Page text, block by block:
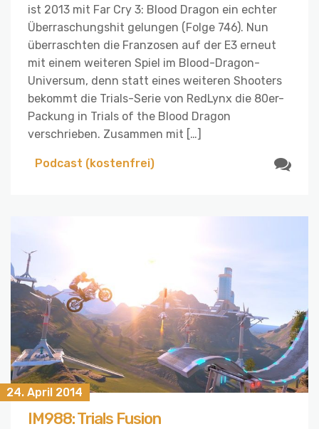
ist 2013 mit Far Cry 3: Blood Dragon ein echter
Überraschungshit gelungen (Folge 746). Nun
überraschten die Franzosen auf der E3 erneut
mit einem weiteren Spiel im Blood-Dragon-
Universum, denn statt eines weiteren Shooters
bekommt die Trials-Serie von RedLynx die 80er-
Packung in Trials of the Blood Dragon
verschrieben. Zusammen mit […]
Podcast (kostenfrei)
24. April 2014
IM988: Trials Fusion